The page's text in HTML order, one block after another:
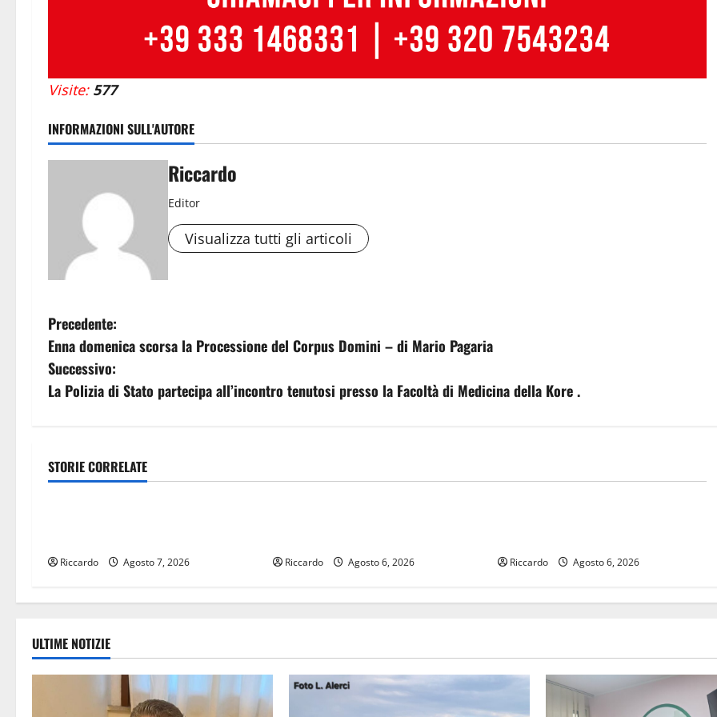
Visite: 577
INFORMAZIONI SULL'AUTORE
Riccardo
Editor
Visualizza tutti gli articoli
N
a
v
g
i
o
n
e
Precedente:
Enna domenica scorsa la Processione del Corpus Domini – di Mario Pagaria
Successivo:
La Polizia di Stato partecipa all’incontro tenutosi presso la Facoltà di Medicina della Kore .
STORIE CORRELATE
Rally
Riccardo Agosto 7, 2026 Riccardo Agosto 6, 2026 Riccardo Agosto 6, 2026
ULTIME NOTIZIE